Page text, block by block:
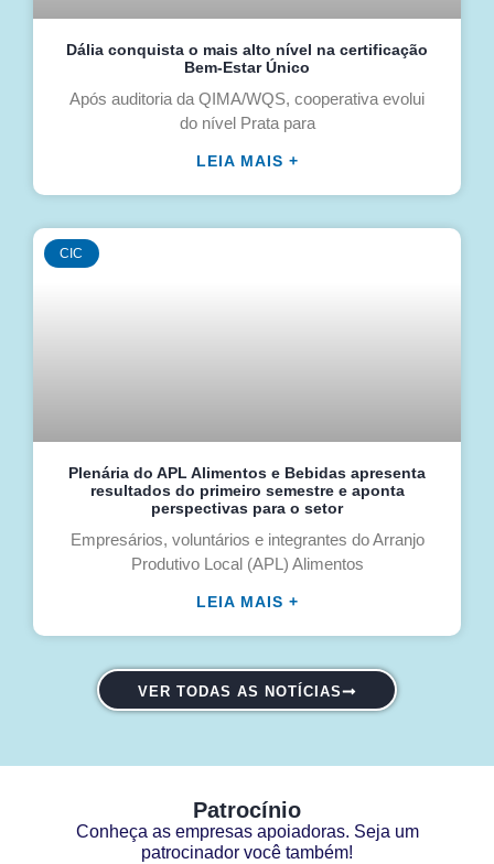
Dália conquista o mais alto nível na certificação
Bem-Estar Único
Após auditoria da QIMA/WQS, cooperativa evolui
do nível Prata para
LEIA MAIS +
CIC
Plenária do APL Alimentos e Bebidas apresenta
resultados do primeiro semestre e aponta
perspectivas para o setor
Empresários, voluntários e integrantes do Arranjo
Produtivo Local (APL) Alimentos
LEIA MAIS +
VER TODAS AS NOTÍCIAS
Patrocínio
Conheça as empresas apoiadoras. Seja um
patrocinador você também!